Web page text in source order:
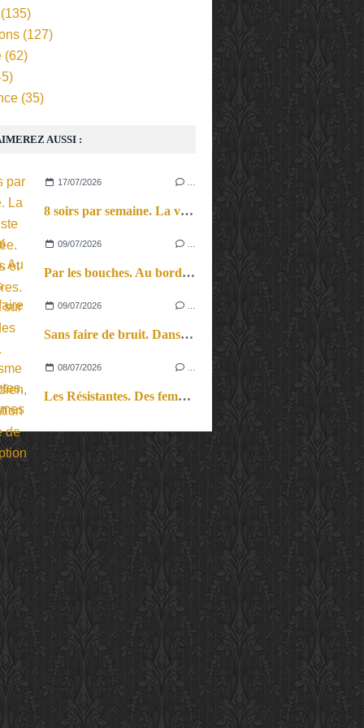
AUSSI :
17/07/2026
8 soirs par semaine. La vie d’artiste en tournée. Ses joies et ses galères.
09/07/2026
Par les bouches. Au bord des lèvres et sur le bout des langues.
09/07/2026
Sans faire de bruit. Dans le microcosme du quotidien, l’exploration théâtrale de la perception sonore.
08/07/2026
Les Résistantes. Des femmes dans la guerre. Aussi.
(127)
(62)
(35)